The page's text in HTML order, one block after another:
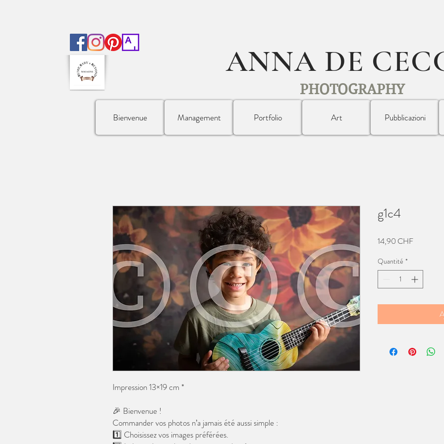
ANNA DE
PHOTOGRAPHY
Bienvenue Management Portfolio Art Pubblicazioni
Impression 13×19 cm *
🎉 Bienvenue !
Commander vos photos n’a jamais été aussi simple :
1️⃣ Choisissez vos images préférées.
g1c4
14,90 CHFPrix
Quantité *